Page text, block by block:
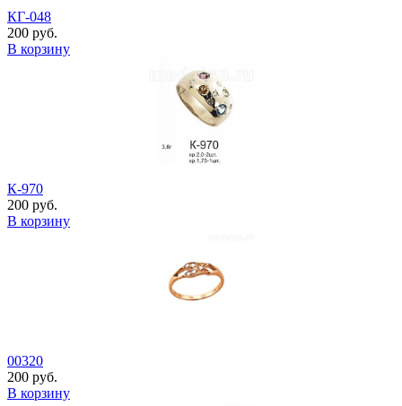
КГ-048
200 руб.
В корзину
К-970
200 руб.
В корзину
00320
200 руб.
В корзину